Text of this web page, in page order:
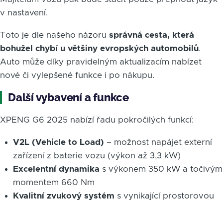
v nastavení.
Toto je dle našeho názoru správná cesta, která
bohužel chybí u většiny evropských automobilů.
Auto může díky pravidelným aktualizacím nabízet
nové či vylepšené funkce i po nákupu.
Další vybavení a funkce
XPENG G6 2025 nabízí řadu pokročilých funkcí:
V2L (Vehicle to Load) – možnost napájet externí
zařízení z baterie vozu (výkon až 3,3 kW)
Excelentní dynamika s výkonem 350 kW a točivým
momentem 660 Nm
Kvalitní zvukový systém s vynikající prostorovou